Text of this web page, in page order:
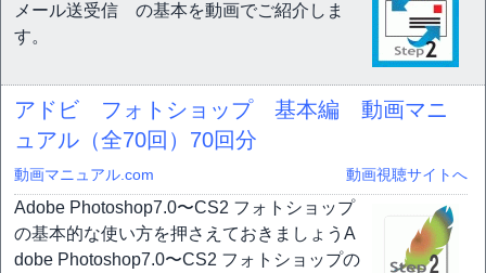
メール送受信 の基本を動画でご紹介しま
す。
アドビ フォトショップ 基本編 動画マニ
ュアル（全70回） 70回分
動画マニュアル.com 動画視聴サイトへ
Adobe Photoshop7.0〜CS2 フォトショップ
の基本的な使い方を押さえておきましょうA
dobe Photoshop7.0〜CS2 フォトショップの